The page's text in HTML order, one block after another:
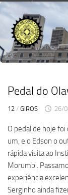
Skip
to
content
Pedal do
12 / GIROS 26/
O pedal de hoje
um, e o Edson o
rápida visita ao
Morumbi.
experiência
Serginho ainda